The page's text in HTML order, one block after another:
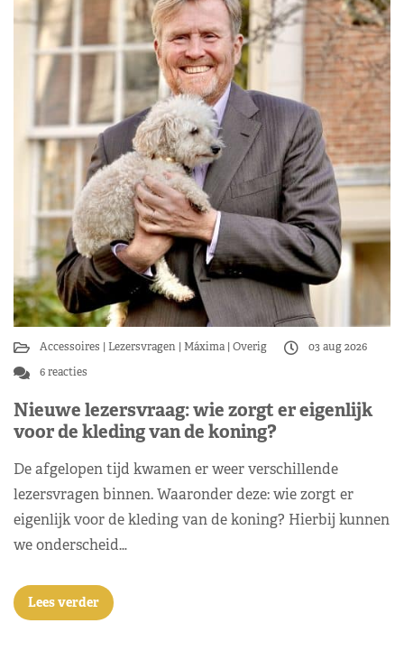
Accessoires Lezersvragen Máxima Overig
03 aug 2026
6 reacties
Nieuwe lezersvraag: wie zorgt er eigenlijk
voor de kleding van de koning?
De afgelopen tijd kwamen er weer verschillende
lezersvragen binnen. Waaronder deze: wie zorgt er
eigenlijk voor de kleding van de koning? Hierbij kunnen
we onderscheid…
Lees verder